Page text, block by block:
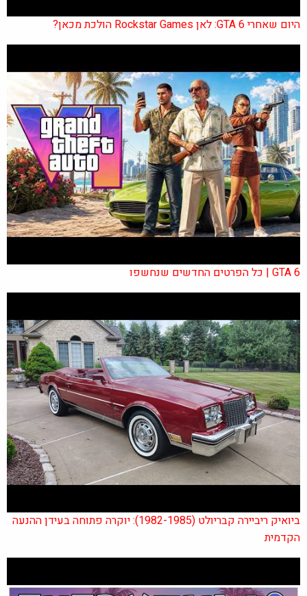
היום שאחרי GTA 6: לאן Rockstar Games הולכת מכאן?
GTA 6 | כל הפרטים החדשים שנחשפו
ביואיק ריביירה קבריולט (1982-1985): יוקרה פתוחה בעידן ההנעה
הקדמית